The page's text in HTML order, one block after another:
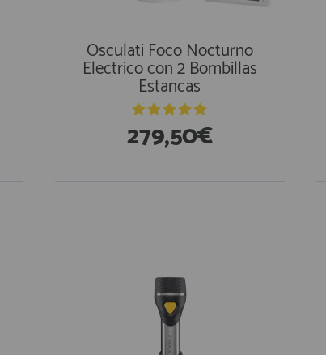
Osculati Foco Nocturno
Electrico con 2 Bombillas
Estancas
279,50€